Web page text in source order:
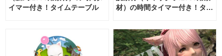
イマー付き！タイムテーブル
材）の時間タイマー付き！タイ